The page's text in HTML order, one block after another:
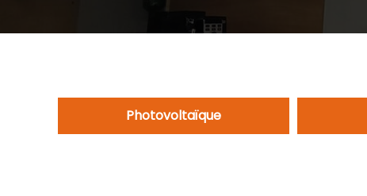
Photovoltaïque